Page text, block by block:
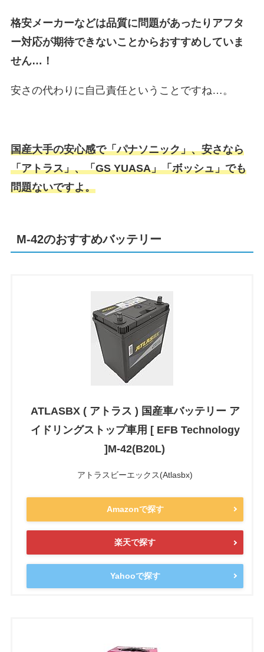
格安メーカーなどは品質に問題があったりアフタ
ー対応が期待できないことからおすすめしていま
せん…！
安さの代わりに自己責任ということですね…。
国産大手の安心感で「パナソニック」、安さなら
「アトラス」、「GS YUASA」「ボッシュ」でも
問題ないですよ。
M-42のおすすめバッテリー
ATLASBX ( アトラス ) 国産車バッテリー ア
イドリングストップ車用 [ EFB Technology
]M-42(B20L)
アトラスビーエックス(Atlasbx)
Amazonで探す
楽天で探す
Yahooで探す